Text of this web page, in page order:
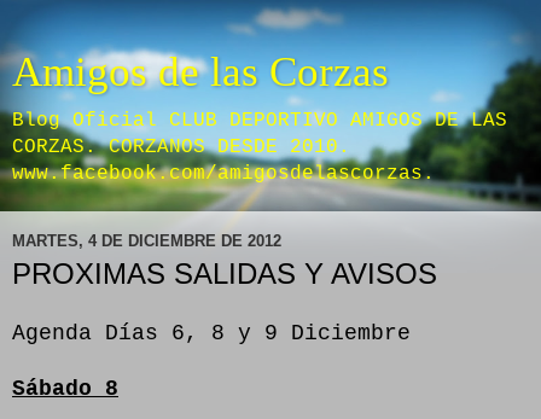
Amigos de las Corzas
Blog Oficial CLUB DEPORTIVO AMIGOS DE LAS
CORZAS. CORZANOS DESDE 2010.
www.facebook.com/amigosdelascorzas.
MARTES, 4 DE DICIEMBRE DE 2012
PROXIMAS SALIDAS Y AVISOS
Agenda Días 6, 8 y 9 Diciembre
Sábado 8